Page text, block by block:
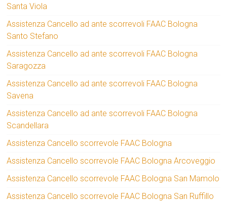
Santa Viola
Assistenza Cancello ad ante scorrevoli FAAC Bologna
Santo Stefano
Assistenza Cancello ad ante scorrevoli FAAC Bologna
Saragozza
Assistenza Cancello ad ante scorrevoli FAAC Bologna
Savena
Assistenza Cancello ad ante scorrevoli FAAC Bologna
Scandellara
Assistenza Cancello scorrevole FAAC Bologna
Assistenza Cancello scorrevole FAAC Bologna Arcoveggio
Assistenza Cancello scorrevole FAAC Bologna San Mamolo
Assistenza Cancello scorrevole FAAC Bologna San Ruffillo